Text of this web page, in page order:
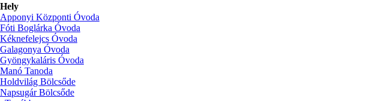
Hely
Apponyi Központi Óvoda
Fóti Boglárka Óvoda
Kéknefelejcs Óvoda
Galagonya Óvoda
Gyöngykaláris Óvoda
Manó Tanoda
Holdvilág Bölcsőde
Napsugár Bölcsőde